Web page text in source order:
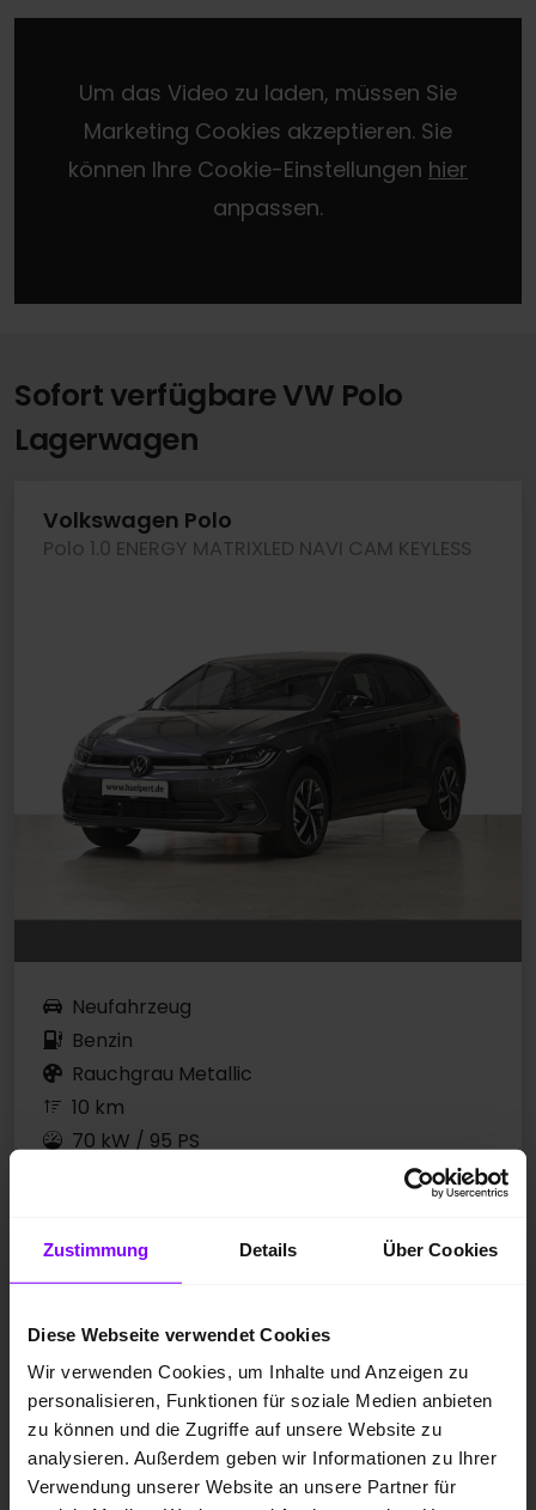
Zustimmung Details Über Cookies
Diese Webseite verwendet Cookies
Wir verwenden Cookies, um Inhalte und Anzeigen zu
personalisieren, Funktionen für soziale Medien anbieten
zu können und die Zugriffe auf unsere Website zu
analysieren. Außerdem geben wir Informationen zu Ihrer
Verwendung unserer Website an unsere Partner für
Um das Video zu laden, müssen Sie
Marketing Cookies akzeptieren. Sie
können Ihre Cookie-Einstellungen hier
anpassen.
Sofort verfügbare VW Polo
Lagerwagen
Volkswagen Polo
Polo 1.0 ENERGY MATRIXLED NAVI CAM KEYLESS
Neufahrzeug
Benzin
Rauchgrau Metallic
10 km
70 kW / 95 PS
UPE: 31.200,00 EUR
27.810,00 EUR
Preisvorteil1 : 3.390,00 EUR
Kraftstoffverbrauch*kombiniert: 5,1 l/100km; CO -
Emissionen kombiniert: 117 g/km; CO -Klasse: D